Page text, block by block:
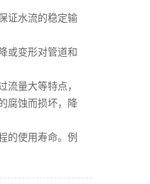
证水流的稳定输
或变形对管道和
量大等特点，
腐蚀而损坏，降
的使用寿命。例